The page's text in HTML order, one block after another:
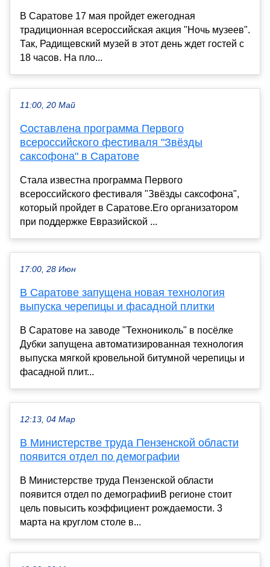
В Саратове 17 мая пройдет ежегодная
традиционная всероссийская акция "Ночь музеев".
Так, Радищевский музей в этот день ждет гостей с
18 часов. На пло...
11:00, 20 Май
Составлена программа Первого
всероссийского фестиваля "Звёзды
саксофона" в Саратове
Стала известна программа Первого
всероссийского фестиваля "Звёзды саксофона",
который пройдет в Саратове.Его организатором
при поддержке Евразийской ...
17:00, 28 Июн
В Саратове запущена новая технология
выпуска черепицы и фасадной плитки
В Саратове на заводе "Технониколь" в посёлке
Дубки запущена автоматизированная технология
выпуска мягкой кровельной битумной черепицы и
фасадной плит...
12:13, 04 Мар
В Министерстве труда Пензенской области
появится отдел по демографии
В Министерстве труда Пензенской области
появится отдел по демографииВ регионе стоит
цель повысить коэффициент рождаемости. 3
марта на круглом столе в...